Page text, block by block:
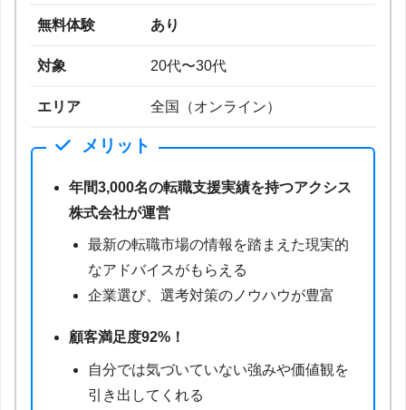
無料体験 あり
対象 20代〜30代
エリア 全国（オンライン）
メリット
年間3,000名の転職支援実績を持つアクシス
株式会社が運営
最新の転職市場の情報を踏まえた現実的
なアドバイスがもらえる
企業選び、選考対策のノウハウが豊富
顧客満足度92%！
自分では気づいていない強みや価値観を
引き出してくれる